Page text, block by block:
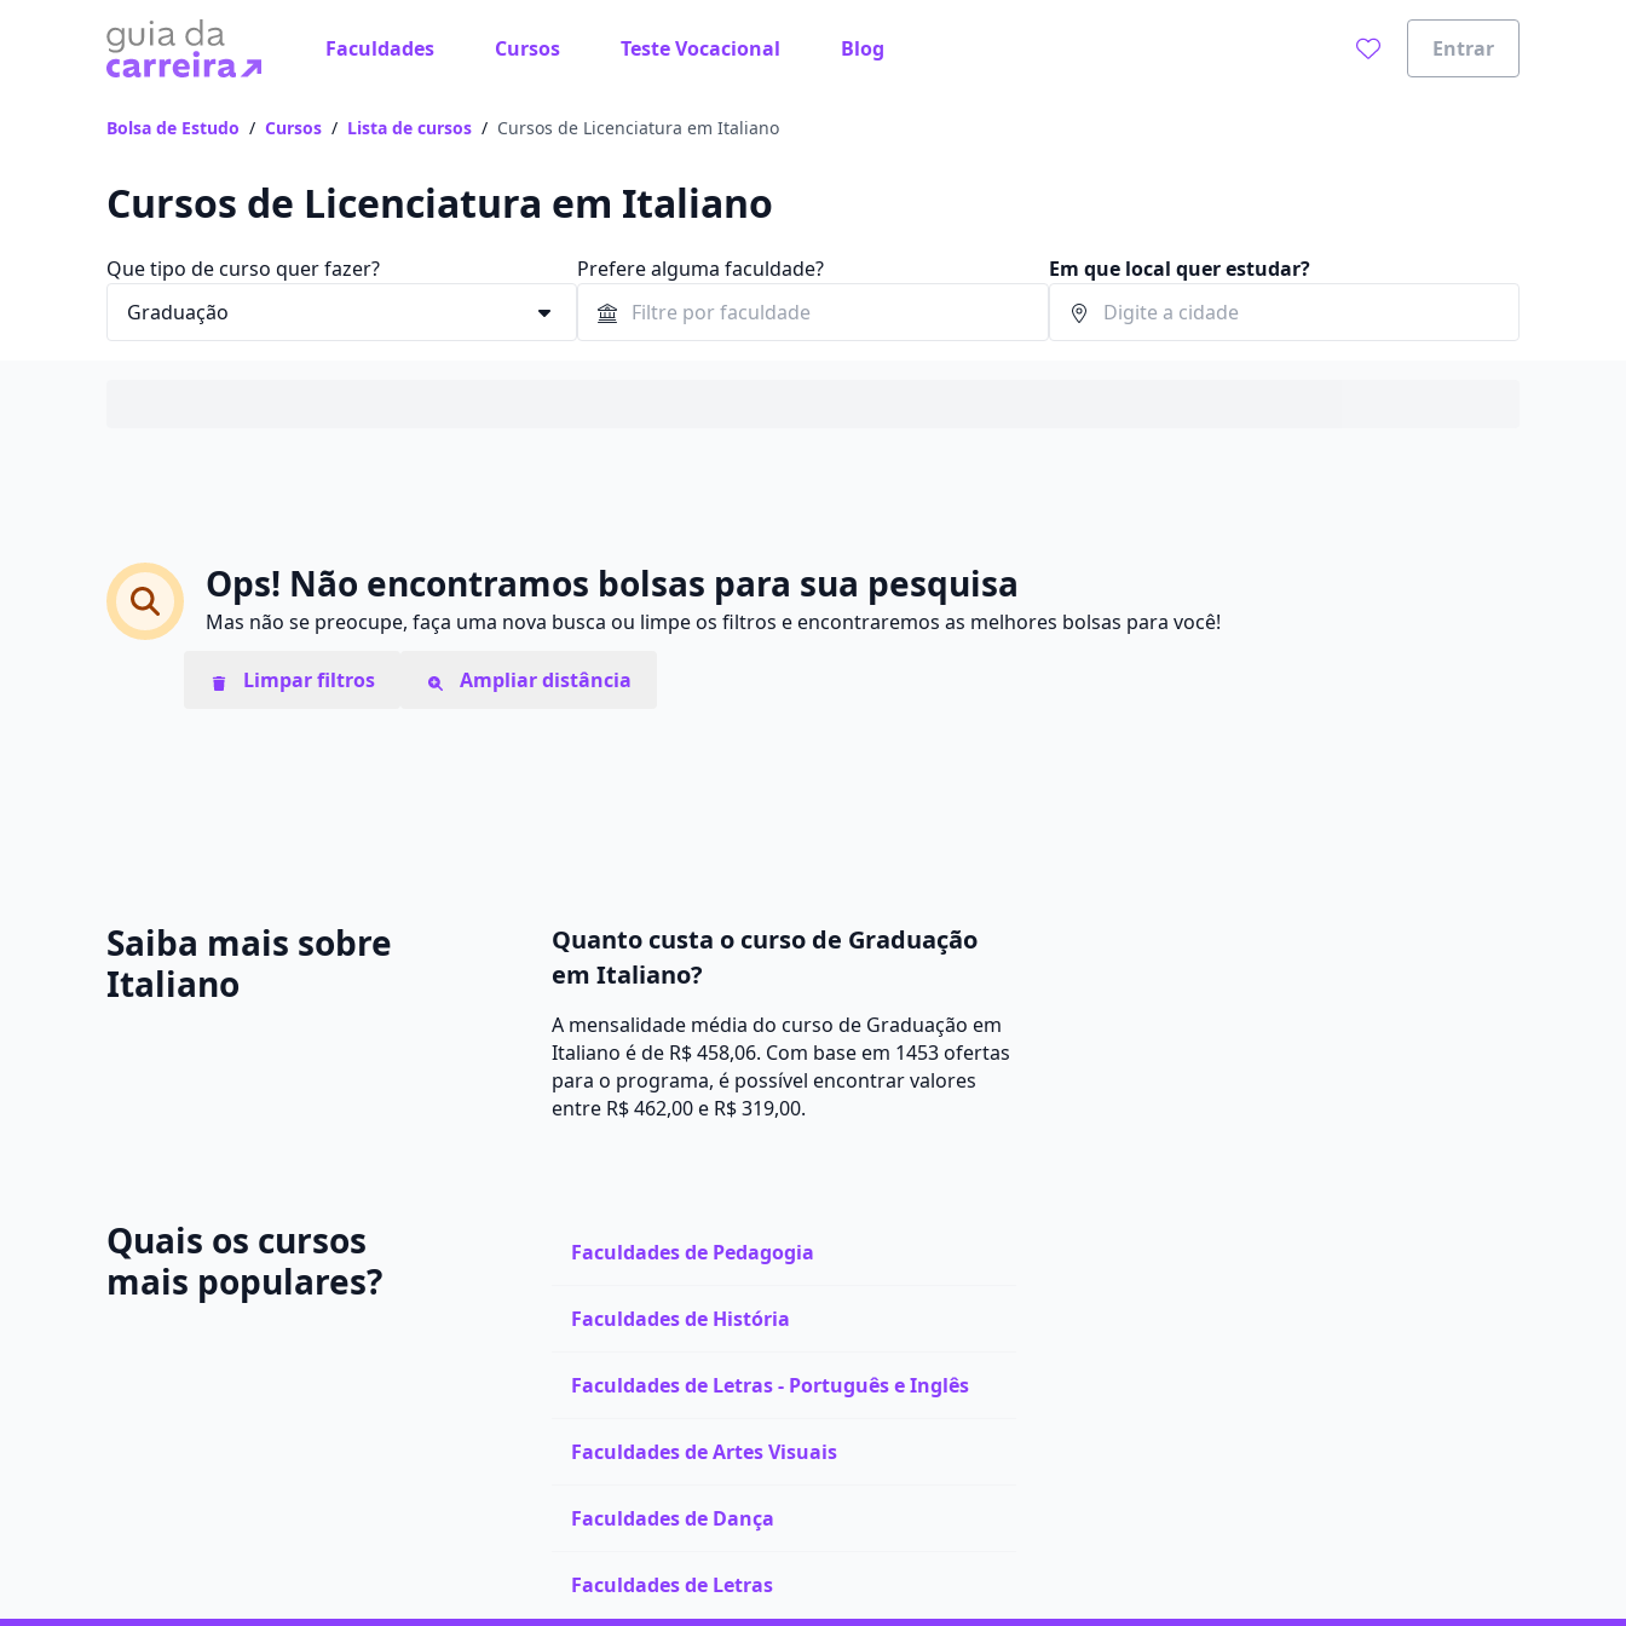
Faculdades Cursos Teste Vocacional Blog Entrar
Bolsa de Estudo / Cursos / Lista de cursos / Cursos de Licenciatura em Italiano
Cursos de Licenciatura em Italiano
Que tipo de curso quer fazer? Prefere alguma faculdade? Em que local quer estudar?
Ops! Não encontramos bolsas para sua pesquisa
Mas não se preocupe, faça uma nova busca ou limpe os filtros e encontraremos as melhores bolsas para você!
Limpar filtros Ampliar distância
Saiba mais sobre
Italiano
Quanto custa o curso de Graduação
em Italiano?
A mensalidade média do curso de Graduação em
Italiano é de R$ 458,06. Com base em 1453 ofertas
para o programa, é possível encontrar valores
entre R$ 462,00 e R$ 319,00.
Quais os cursos
mais populares?
Faculdades de Pedagogia
Faculdades de História
Faculdades de Letras - Português e Inglês
Faculdades de Artes Visuais
Faculdades de Dança
Faculdades de Letras